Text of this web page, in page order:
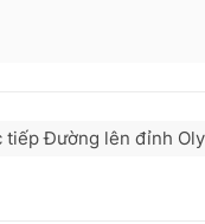
tiếp Đường lên đỉnh